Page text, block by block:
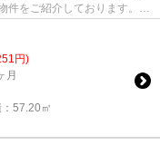
をご紹介しております。
円)
月
57.20㎡